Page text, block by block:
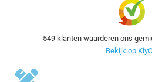
549klanten waarderen ons
Bekijk op